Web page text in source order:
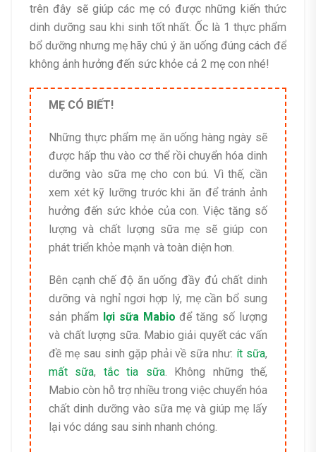
trên đây sẽ giúp các mẹ có được những kiến thức
dinh dưỡng sau khi sinh tốt nhất. Ốc là 1 thực phẩm
bổ dưỡng nhưng mẹ hãy chú ý ăn uống đúng cách để
không ảnh hưởng đến sức khỏe cả 2 mẹ con nhé!
MẸ CÓ BIẾT!
Những thực phẩm mẹ ăn uống hàng ngày sẽ
được hấp thu vào cơ thể rồi chuyển hóa dinh
dưỡng vào sữa mẹ cho con bú. Vì thế, cần
xem xét kỹ lưỡng trước khi ăn để tránh ảnh
hưởng đến sức khỏe của con. Việc tăng số
lượng và chất lượng sữa mẹ sẽ giúp con
phát triển khỏe mạnh và toàn diện hơn.
Bên cạnh chế độ ăn uống đầy đủ chất dinh
dưỡng và nghỉ ngơi hợp lý, mẹ cần bổ sung
sản phẩm lợi sữa Mabio để tăng số lượng
và chất lượng sữa. Mabio giải quyết các vấn
đề mẹ sau sinh gặp phải về sữa như: ít sữa,
mất sữa, tắc tia sữa. Không những thế,
Mabio còn hỗ trợ nhiều trong việc chuyển hóa
chất dinh dưỡng vào sữa mẹ và giúp mẹ lấy
lại vóc dáng sau sinh nhanh chóng.